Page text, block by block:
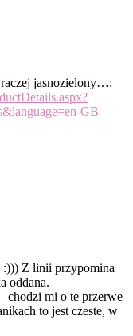
raczej jasnozielony…:
GB
:))) Z linii przypomina
oddana.
chodzi mi o te przerwe
to jest czeste, w